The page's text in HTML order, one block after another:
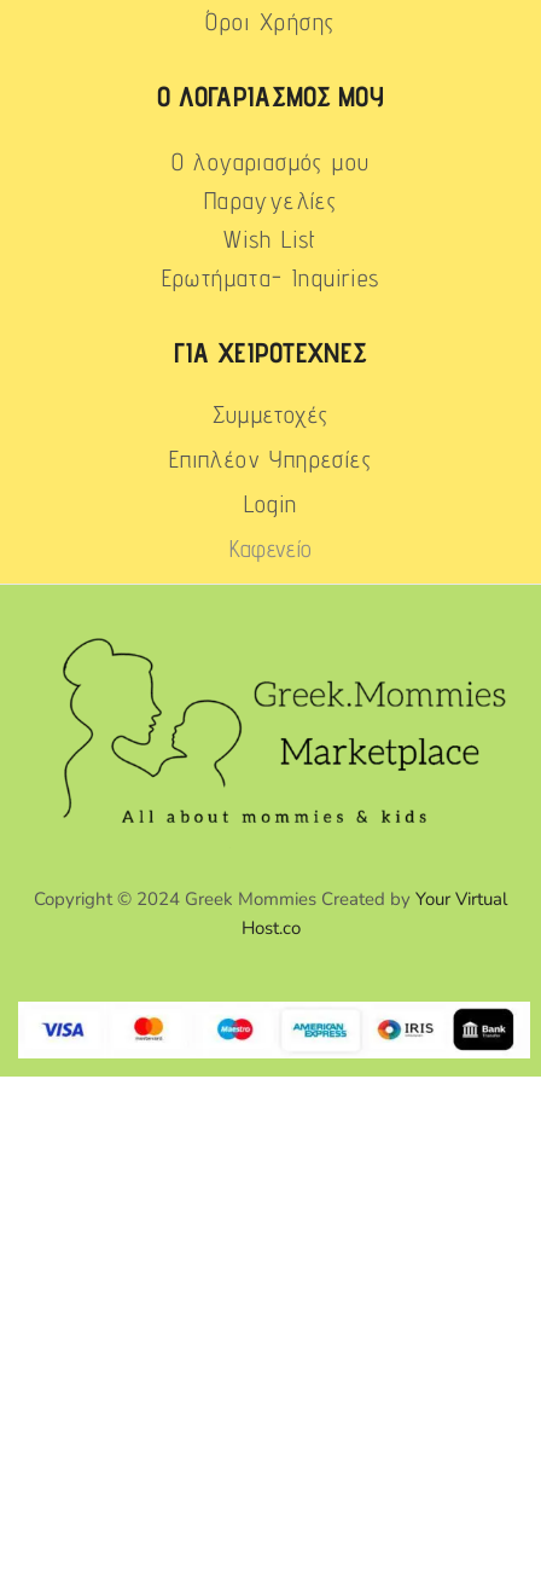
Όροι Χρήσης
Ο ΛΟΓΑΡΙΑΣΜΌΣ ΜΟΥ
Ο λογαριασμός μου
Παραγγελίες
Wish List
Ερωτήματα- Inquiries
ΓΙΑ ΧΕΙΡΟΤΈΧΝΕΣ
Συμμετοχές
Επιπλέον Υπηρεσίες
Login
Καφενείο
Copyright © 2024 Greek Mommies Created by Your Virtual
Host.co